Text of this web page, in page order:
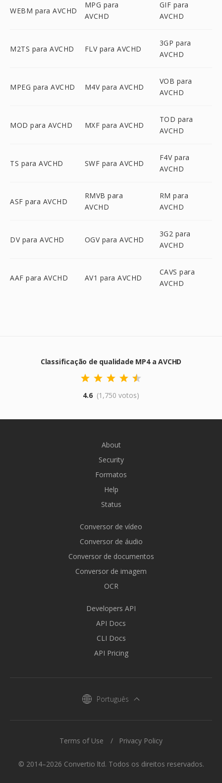
WEBM para AVCHD
MPG para
AVCHD
GIF para
AVCHD
M2TS para AVCHD FLV para AVCHD
3GP para
AVCHD
MPEG para AVCHD M4V para AVCHD
VOB para
AVCHD
MOD para AVCHD MXF para AVCHD
TOD para
AVCHD
TS para AVCHD SWF para AVCHD
F4V para
AVCHD
ASF para AVCHD
RMVB para
AVCHD
RM para
AVCHD
DV para AVCHD OGV para AVCHD
3G2 para
AVCHD
AAF para AVCHD AV1 para AVCHD
CAVS para
AVCHD
Classificação de qualidade MP4 a AVCHD
4.6 (1,750 votos)
About
Security
Formatos
Help
Status
Conversor de vídeo
Conversor de áudio
Conversor de documentos
Conversor de imagem
OCR
Developers API
API Docs
CLI Docs
API Pricing
Português
© 2014–2026 Convertio ltd. Todos os direitos reservados.
Terms of Use Privacy Policy